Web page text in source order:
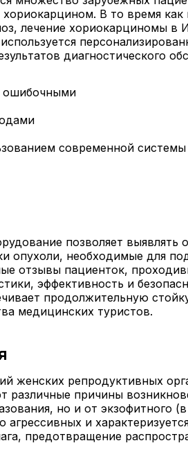
В то время
лечение хориокарциномы
диагностического
ошибочными
современной
позволяет
опухоли, необходимые для
отзывы пациенток,
эффективность и
продолжительную
медицинских туристов.
женских репродуктивных
различные причины
но и от экзофитного
агрессивных и
предотвращение